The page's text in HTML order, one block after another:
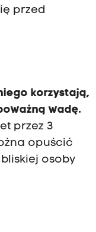
przed
korzystają,
wadę.
przez 3
opuścić
osoby